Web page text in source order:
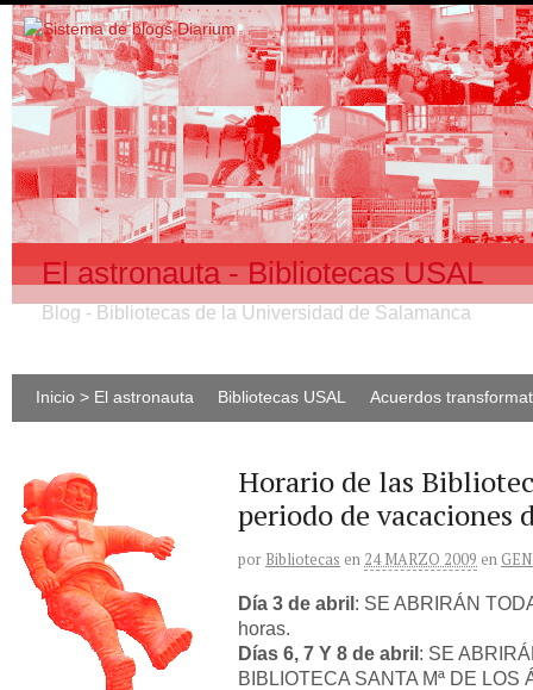
El astronauta - Bibliotecas USAL
Blog - Bibliotecas de la Universidad de Salamanca
Inicio > El astronauta Bibliotecas USAL Acuerdos
Horario de las
periodo de vacaciones
por Bibliotecas en 24 MARZO 2009 en
Día 3 de abril: SE ABRIRÁN
horas.
Días 6, 7 Y 8 de abril: SE
BIBLIOTECA SANTA Mª DE LOS